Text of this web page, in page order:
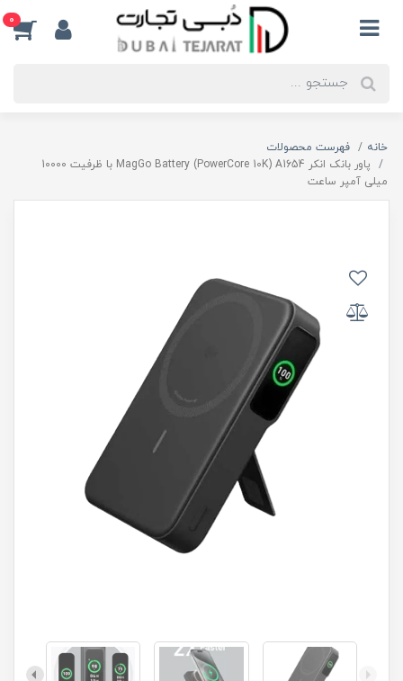
0
خانه
فهرست محصولات
پاور بانک انکر MagGo Battery (PowerCore 10K) A1654 با ظرفیت 10000
میلی آمپر ساعت